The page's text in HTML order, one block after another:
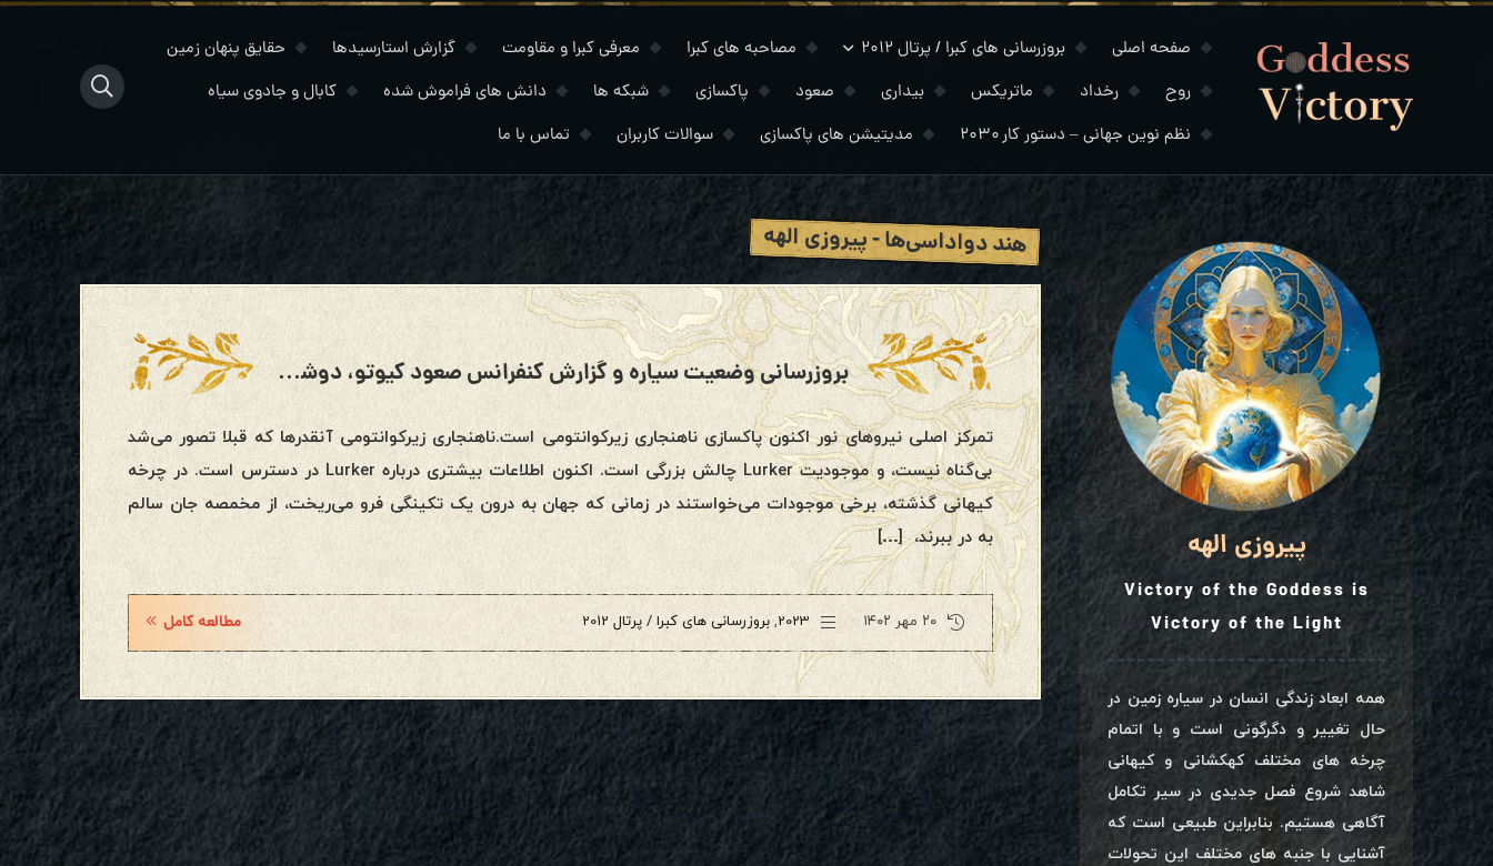
صفحه اصلی بروزرسانی های کبرا / پرتال ۲۰۱۲ مصاحبه های کبرا معرفی کبرا و مقاومت گزارش استارسیدها
حقایق پنهان زمین
روح
رخداد ماتریکس بیداری صعود پاکسازی شبکه ها دانش های فراموش شده
کابال و جادوی سیاه
نظم نوین جهانی – دستور کار ۲۰۳۰
مدیتیشن های پاکسازی سوالات کاربران تماس با ما
هند دواداسی‌ها - پیروزی الهه
بروزرسانی وضعیت سیاره و گزارش کنفرانس صعود کیوتو، دوشنبه، ۲۴ ژولای ۲۰۲۳
تمرکز اصلی نیروهای نور اکنون پاکسازی ناهنجاری زیرکوانتومی است.ناهنجاری زیرکوانتومی آنقدرها که قبلا تصور می‌شد
بی‌گناه نیست، و موجودیت Lurker چالش بزرگی است. اکنون اطلاعات بیشتری درباره Lurker در دسترس است. در چرخه
کیهانی گذشته، برخی موجودات می‌خواستند در زمانی که جهان به درون یک تکینگی فرو می‌ریخت، از مخمصه جان سالم
به در ببرند، […]
۲۰ مهر ۱۴۰۲ 2023
, بروزرسانی های کبرا / پرتال 2012 مطالعه کامل
پیروزی الهه
Victory of the Goddess is
Victory of the Light
همه ابعاد زندگی انسان در سیاره زمین در
حال تغییر و دگرگونی است و با اتمام
چرخه های مختلف کهکشانی و کیهانی
شاهد شروع فصل جدیدی در سیر تکامل
آگاهی هستیم. بنابراین طبیعی است که
آشنایی با جنبه های مختلف این تحولات